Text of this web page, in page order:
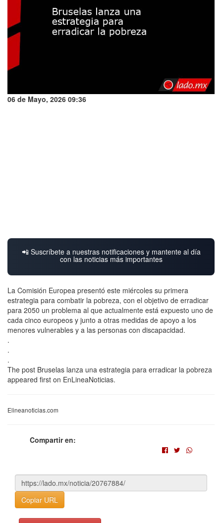
06 de Mayo, 2026 09:36
📲 Suscríbete a nuestras notificaciones y mantente al día
con las noticias más importantes
La Comisión Europea presentó este miércoles su primera
estrategia para combatir la pobreza, con el objetivo de erradicar
para 2050 un problema al que actualmente está expuesto uno de
cada cinco europeos y junto a otras medidas de apoyo a los
menores vulnerables y a las personas con discapacidad.
.
.
.
The post Bruselas lanza una estrategia para erradicar la pobreza
appeared first on EnLineaNoticias.
Elineanoticias.com
Compartir en:
Copiar URL